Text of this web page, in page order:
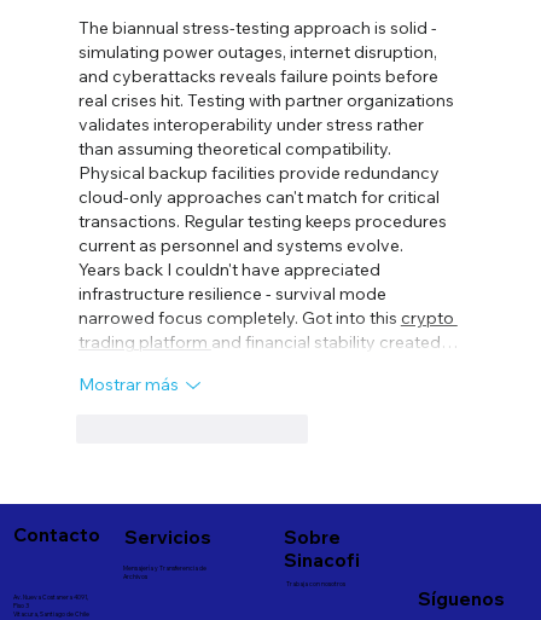
The biannual stress-testing approach is solid -
simulating power outages, internet disruption,
and cyberattacks reveals failure points before
real crises hit. Testing with partner organizations
validates interoperability under stress rather
than assuming theoretical compatibility.
Physical backup facilities provide redundancy
cloud-only approaches can't match for critical
transactions. Regular testing keeps procedures
current as personnel and systems evolve.
Years back I couldn't have appreciated
infrastructure resilience - survival mode
narrowed focus completely. Got into this crypto
trading platform and financial stability created…
Mostrar más
Contacto
Av. Nueva Costanera 4091,
Piso 3
Vitacura, Santiago de Chile
Mensajería y Transferencia de
Archivos
Servicios
Trabaja con nosotros
Sobre
Sinacofi
Síguenos